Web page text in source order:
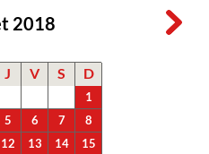
2018
J V S D
1
5 6 7
8
12 13 14
15